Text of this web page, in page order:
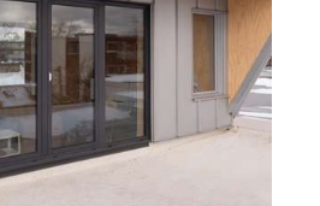
Sauvegarder